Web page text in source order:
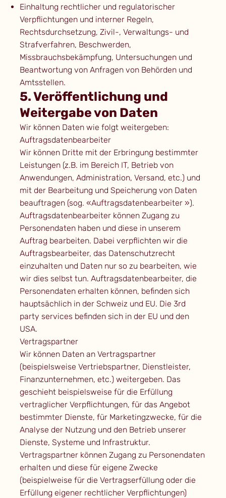
Einhaltung rechtlicher und regulatorischer
Verpflichtungen und interner Regeln,
Rechtsdurchsetzung, Zivil-, Verwaltungs- und
Strafverfahren, Beschwerden,
Missbrauchsbekämpfung, Untersuchungen und
Beantwortung von Anfragen von Behörden und
Amtsstellen.
5. Veröffentlichung und
Weitergabe von Daten
Wir können Daten wie folgt weitergeben:
Auftragsdatenbearbeiter
Wir können Dritte mit der Erbringung bestimmter
Leistungen (z.B. im Bereich IT, Betrieb von
Anwendungen, Administration, Versand, etc.) und
mit der Bearbeitung und Speicherung von Daten
beauftragen (sog. «Auftragsdatenbearbeiter »).
Auftragsdatenbearbeiter können Zugang zu
Personendaten haben und diese in unserem
Auftrag bearbeiten. Dabei verpflichten wir die
Auftragsbearbeiter, das Datenschutzrecht
einzuhalten und Daten nur so zu bearbeiten, wie
wir dies selbst tun. Auftragsdatenbearbeiter, die
Personendaten erhalten können, befinden sich
hauptsächlich in der Schweiz und EU. Die 3rd
party services befinden sich in der EU und den
USA.
Vertragspartner
Wir können Daten an Vertragspartner
(beispielsweise Vertriebspartner, Dienstleister,
Finanzunternehmen, etc.) weitergeben. Das
geschieht beispielsweise für die Erfüllung
vertraglicher Verpflichtungen, für das Angebot
bestimmter Dienste, für Marketingzwecke, für die
Analyse der Nutzung und den Betrieb unserer
Dienste, Systeme und Infrastruktur.
Vertragspartner können Zugang zu Personendaten
erhalten und diese für eigene Zwecke
(beispielweise für die Vertragserfüllung oder die
Erfüllung eigener rechtlicher Verpflichtungen)